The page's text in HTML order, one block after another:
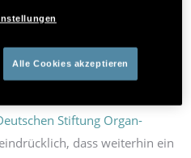
Entscheidung auch schriftlich
Organspende­register
Möglichkeit der
Stiftung Organ­
dass weiterhin ein
Alle Cookies akzeptieren